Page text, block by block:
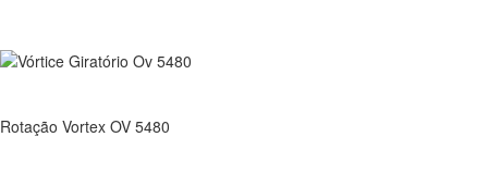
Rotação Vortex OV 5480